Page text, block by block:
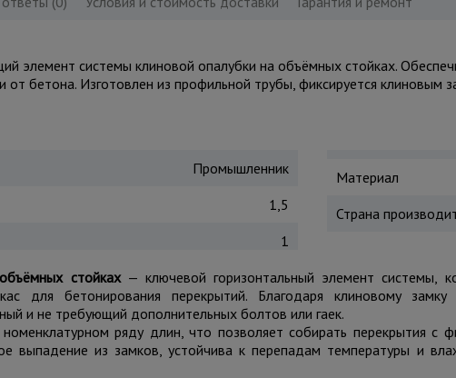
элемент системы клиновой опалубки на объёмных стойках.
от бетона. Изготовлен из профильной трубы, фиксируется клиновым
Промышленник
1,5
1
Материал
Страна
стойках— ключевой горизонтальный элемент системы,
для бетонирования перекрытий. Благодаря клиновому
и не требующий дополнительных болтов или гаек.
ряду длин, что позволяет собирать перекрытия
выпадение из замков, устойчива к перепадам температуры и